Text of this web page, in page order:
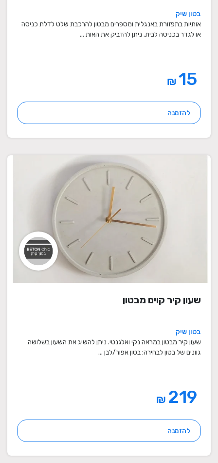
בטון שיק
אותיות בתפזורת באנגלית ומספרים מבטון להרכבת שלט לדלת כניסה
או לגדר בכניסה לבית. ניתן להדביק את האות ...
₪
להזמנה
שעון קיר קוים מבטון
בטון שיק
שעון קיר מבטון במראה נקי ואלגנטי. ניתן להשיג את השעון בשלושה
גוונים של בטון לבחירה: בטון אפור/לבן ...
₪
להזמנה